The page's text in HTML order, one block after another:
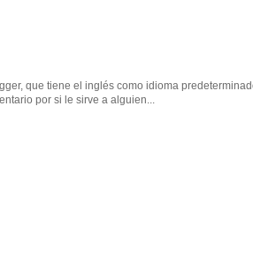
que tiene el inglés como idioma
por si le sirve a alguien...